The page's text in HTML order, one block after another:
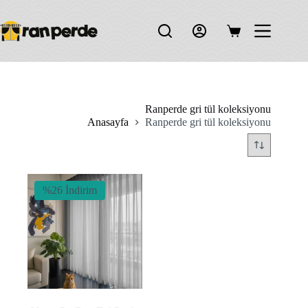
content
Shopping
Ranperde gri tül koleksiyonu
Anasayfa
Ranperde gri tül koleksiyonu
%26 İndirim